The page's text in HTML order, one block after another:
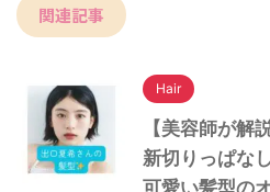
関連記事
Hair
【美容師が解
新切りっぱな
可愛い髪型の